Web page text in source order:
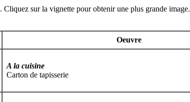
Cliquez sur la vignette pour obtenir une plus grande image.
Oeuvre
A la cuisine
Carton de tapisserie